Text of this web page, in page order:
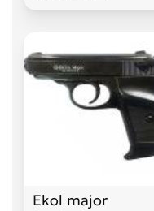
Ekol major